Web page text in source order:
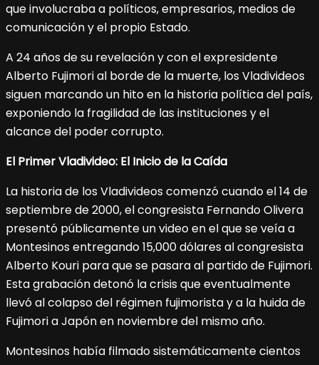
que involucraba a políticos, empresarios, medios de
comunicación y el propio Estado.
A 24 años de su revelación y con el expresidente
Alberto Fujimori al borde de la muerte, los Vladivideos
siguen marcando un hito en la historia política del país,
exponiendo la fragilidad de las instituciones y el
alcance del poder corrupto.
El Primer Vladivideo: El Inicio de la Caída
La historia de los Vladivideos comenzó cuando el 14 de
septiembre de 2000, el congresista Fernando Olivera
presentó públicamente un video en el que se veía a
Montesinos entregando 15,000 dólares al congresista
Alberto Kouri para que se pasara al partido de Fujimori.
Esta grabación detonó la crisis que eventualmente
llevó al colapso del régimen fujimorista y a la huida de
Fujimori a Japón en noviembre del mismo año.
Montesinos había filmado sistemáticamente cientos